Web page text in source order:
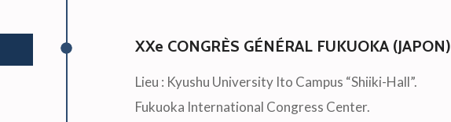
XXe CONGRÈS GÉNÉRAL FUKUOKA (JAPON)
Lieu : Kyushu University Ito Campus “Shiiki-Hall”.
Fukuoka International Congress Center.